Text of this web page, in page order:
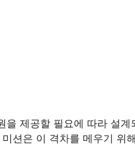
을 제공할 필요에 따라 설계
션은 이 격차를 메우기 위